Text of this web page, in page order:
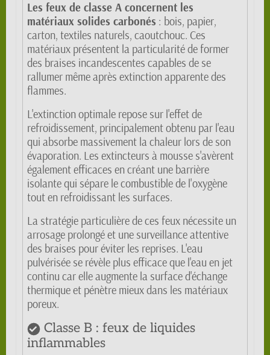
Les feux de classe A concernent les
matériaux solides carbonés : bois, papier,
carton, textiles naturels, caoutchouc. Ces
matériaux présentent la particularité de former
des braises incandescentes capables de se
rallumer même après extinction apparente des
flammes.
L'extinction optimale repose sur l'effet de
refroidissement, principalement obtenu par l'eau
qui absorbe massivement la chaleur lors de son
évaporation. Les extincteurs à mousse s'avèrent
également efficaces en créant une barrière
isolante qui sépare le combustible de l'oxygène
tout en refroidissant les surfaces.
La stratégie particulière de ces feux nécessite un
arrosage prolongé et une surveillance attentive
des braises pour éviter les reprises. L'eau
pulvérisée se révèle plus efficace que l'eau en jet
continu car elle augmente la surface d'échange
thermique et pénètre mieux dans les matériaux
poreux.
Classe B : feux de liquides
inflammables